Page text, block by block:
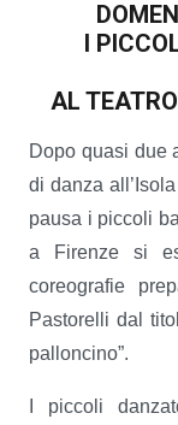
I
AL
Dopo quasi due
di danza
pausa i piccoli
a Firenze si
coreografie
Pastorelli dal
palloncino”.
I piccoli